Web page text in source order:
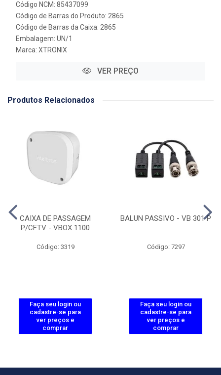
Código NCM: 85437099
Código de Barras do Produto: 2865
Código de Barras da Caixa: 2865
Embalagem: UN/1
Marca: XTRONIX
VER PREÇO
Produtos Relacionados
CAIXA DE PASSAGEM
P/CFTV - VBOX 1100
Código: 3319
Faça seu login ou
cadastre-se para
ver preços e
comprar
BALUN PASSIVO - VB 301 P
Código: 7297
Faça seu login ou
cadastre-se para
ver preços e
comprar